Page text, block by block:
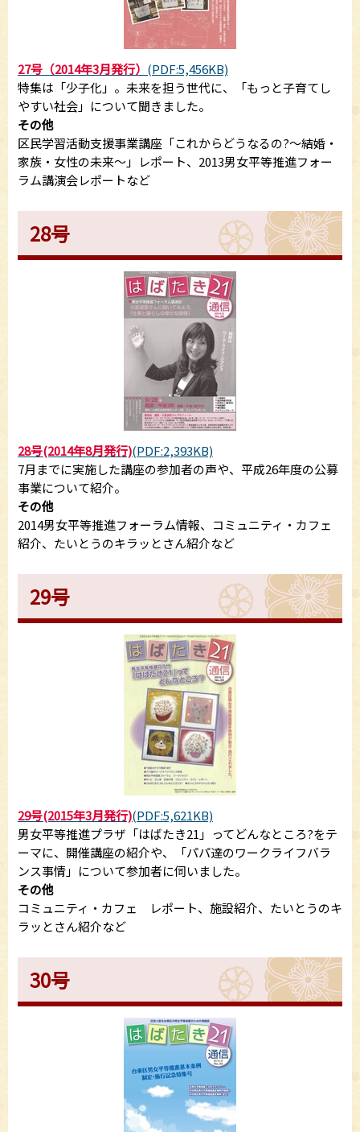
27号（2014年3月発行） (PDF:5,456KB)
特集は「少子化」。未来を担う世代に、「もっと子育てし
やすい社会」について聞きました。
その他
区民学習活動支援事業講座「これからどうなるの?～結婚・
家族・女性の未来～」レポート、2013男女平等推進フォー
ラム講演会レポートなど
28号
28号(2014年8月発行)(PDF:2,393KB)
7月までに実施した講座の参加者の声や、平成26年度の公募
事業について紹介。
その他
2014男女平等推進フォーラム情報、コミュニティ・カフェ
紹介、たいとうのキラッとさん紹介など
29号
29号(2015年3月発行)(PDF:5,621KB)
男女平等推進プラザ「はばたき21」ってどんなところ?をテ
ーマに、開催講座の紹介や、「パパ達のワークライフバラ
ンス事情」について参加者に伺いました。
その他
コミュニティ・カフェ レポート、施設紹介、たいとうのキ
ラッとさん紹介など
30号